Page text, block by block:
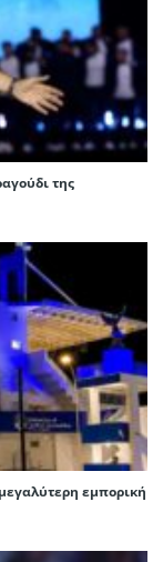
της
εμπορική